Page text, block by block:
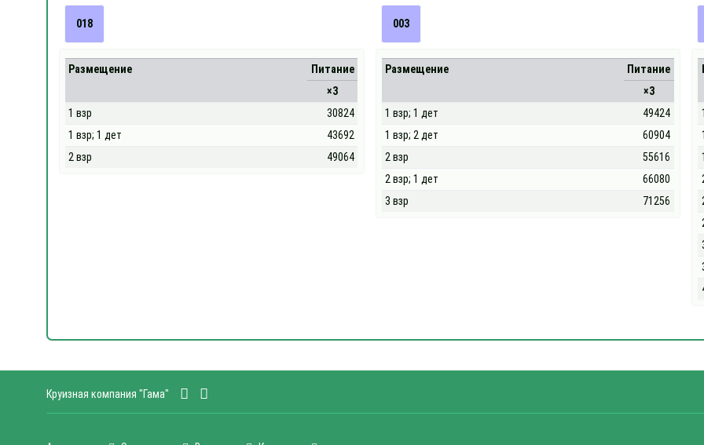
018
Размещение
Питание
×3
1 взр
30824
1 взр; 1 дет
43692
2 взр
49064
003
Размещение
Питание
×3
1 взр; 1 дет
49424
1 взр; 2 дет
60904
2 взр
55616
2 взр; 1 дет
66080
3 взр
71256
Круизная компания "Гама"